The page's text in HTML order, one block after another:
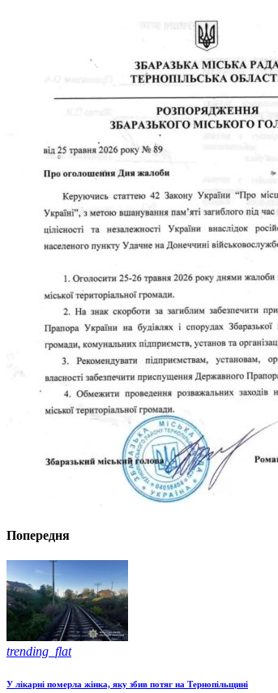
Попередня
trending_flat
У лікарні померла жінка, яку збив потяг на Тернопільщині